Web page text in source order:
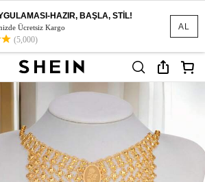
AL
HAZIR, BAŞLA, STİL!
Ücretsiz Kargo
(5,000)